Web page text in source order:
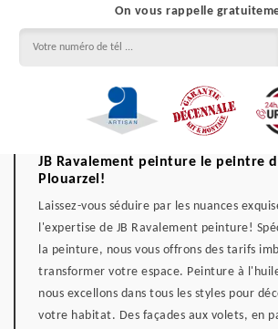
On vous rappelle
JB Ravalement peinture le peintre
Plouarzel!
Laissez-vous séduire par les nuances
l'expertise de JB Ravalement peinture!
la peinture, nous vous offrons des tarifs
transformer votre espace. Peinture à
nous excellons dans tous les styles pour
votre habitat. Des façades aux volets, en